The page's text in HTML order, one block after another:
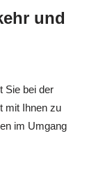
und
Sie bei der
mit Ihnen zu
im Umgang